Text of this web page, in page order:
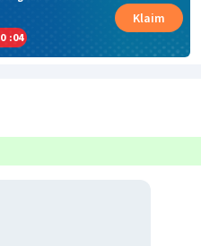
:04
Klaim